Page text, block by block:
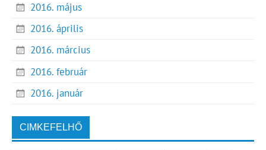
2016. május
2016. április
2016. március
2016. február
2016. január
CIMKEFELHŐ